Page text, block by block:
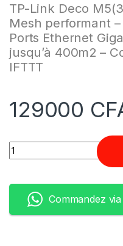
TP-Link Deco
Mesh performant
Ports Ethernet
jusqu’à 400m2 –
IFTTT
129000
Quantity
Commandez